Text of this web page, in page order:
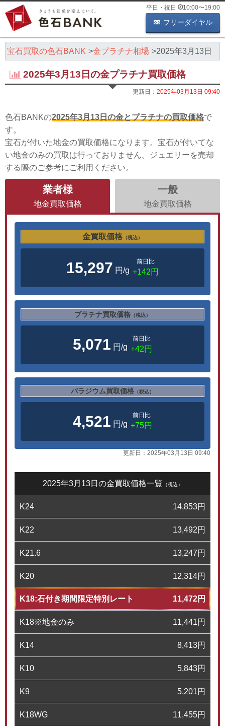
平日・祝日 10:00〜19:00
フリーダイヤル
宝石買取の色石BANK 金プラチナ相場 2025年3月13日
2025年3月13日の金プラチナ買取価格
更新日： 2025年03月13日 09:40
色石BANKの2025年3月13日の金とプラチナの買取価格で
す。
宝石が付いた地金の買取価格になります。宝石が付いてな
い地金のみの買取は行っておりません。ジュエリーを売却
する際のご参考にご利用ください。
業者様
地金買取価格
一般
地金買取価格
金買取価格 （税込）
15,297 円/g
前日比
+142円
プラチナ買取価格 （税込）
5,071 円/g
前日比
+42円
パラジウム買取価格 （税込）
4,521 円/g
前日比
+75円
更新日： 2025年03月13日 09:40
2025年3月13日の金買取価格一覧 （税込）
K24 14,853円
K22 13,492円
K21.6 13,247円
K20 12,314円
K18:石付き期間限定特別レート 11,472円
K18※地金のみ 11,441円
K14 8,413円
K10 5,843円
K9 5,201円
K18WG 11,455円